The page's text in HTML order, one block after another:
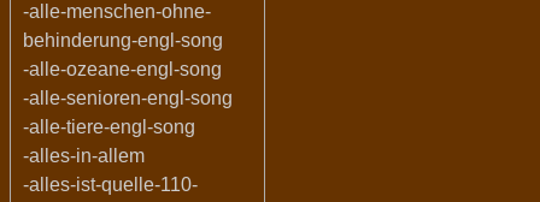
-alle-menschen-ohne-
behinderung-engl-song
-alle-ozeane-engl-song
-alle-senioren-engl-song
-alle-tiere-engl-song
-alles-in-allem
-alles-ist-quelle-110-